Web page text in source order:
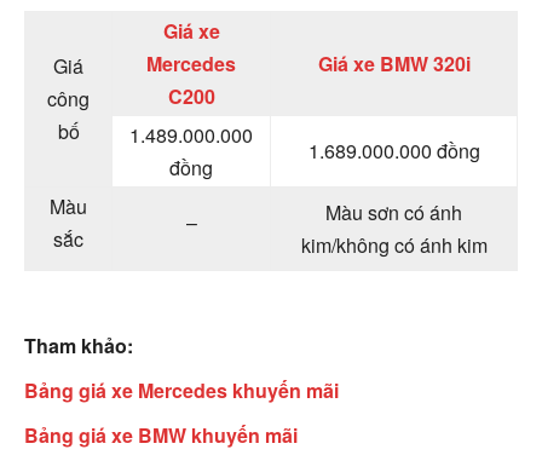
Giá
công
bố
Giá xe
Mercedes
C200
Giá xe BMW 320i
1.489.000.000
đồng
1.689.000.000 đồng
Màu
sắc
–
Màu sơn có ánh
kim/không có ánh kim
Tham khảo:
Bảng giá xe Mercedes khuyến mãi
Bảng giá xe BMW khuyến mãi